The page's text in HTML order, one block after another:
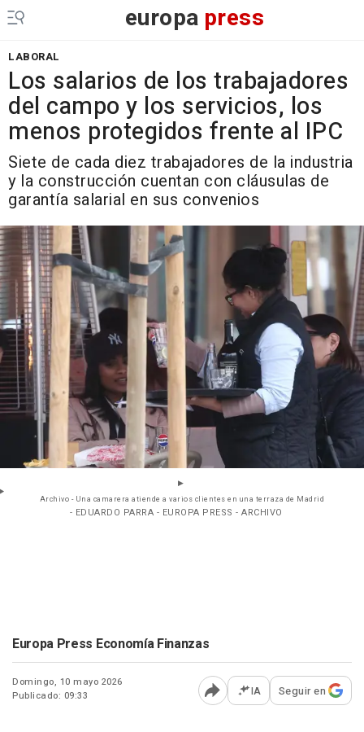
europa press
LABORAL
Los salarios de los trabajadores
del campo y los servicios, los
menos protegidos frente al IPC
Siete de cada diez trabajadores de la industria
y la construcción cuentan con cláusulas de
garantía salarial en sus convenios
Archivo - Una camarera atiende a varios clientes en una terraza de Madrid
- EDUARDO PARRA - EUROPA PRESS - ARCHIVO
Europa Press Economía Finanzas
Domingo, 10 mayo 2026
Publicado: 09:33
Abrir opciones para
IA Seguir en